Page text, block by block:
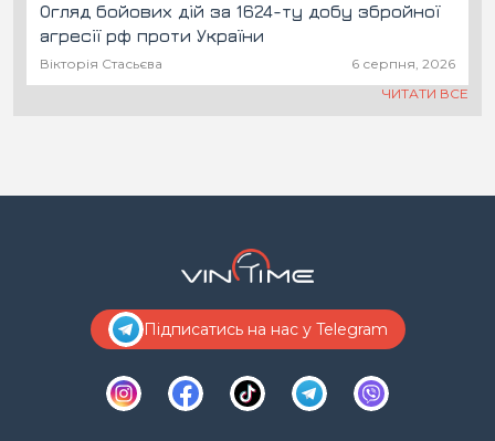
Огляд бойових дій за 1624-ту добу збройної
агресії рф проти України
Вікторія Стасьєва
6 серпня, 2026
ЧИТАТИ ВСЕ
Підписатись на нас у Telegram